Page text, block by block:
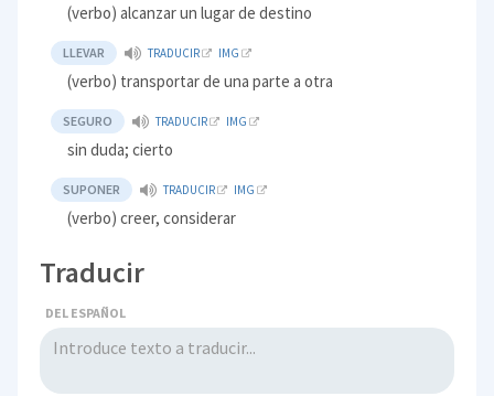
(verbo) alcanzar un lugar de destino
LLEVAR TRADUCIR IMG
(verbo) transportar de una parte a otra
SEGURO TRADUCIR IMG
sin duda; cierto
SUPONER TRADUCIR IMG
(verbo) creer, considerar
Traducir
DEL ESPAÑOL